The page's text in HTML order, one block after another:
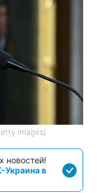
Images)
новостей!
Украина в